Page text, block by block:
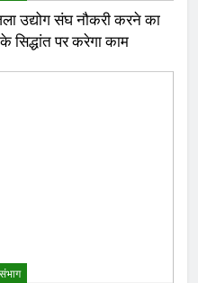
उद्योग संघ नौकरी करने का
सिद्धांत पर करेगा काम